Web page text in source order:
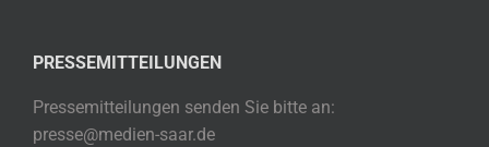
PRESSEMITTEILUNGEN
Pressemitteilungen senden Sie bitte an:
presse@medien-saar.de